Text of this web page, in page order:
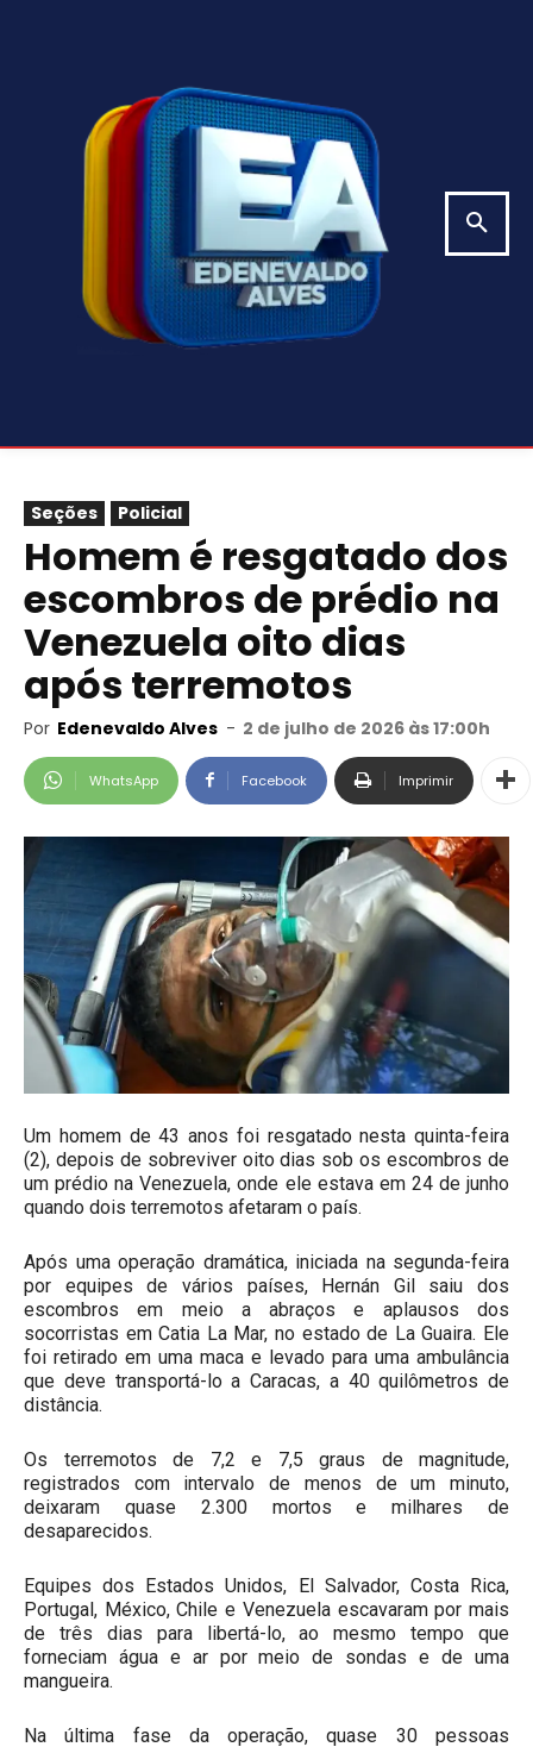
Seções Policial
Homem é resgatado dos
escombros de prédio na
Venezuela oito dias
após terremotos
Por Edenevaldo Alves - 2 de julho de 2026 às 17:00h
WhatsApp Facebook Imprimir
Um homem de 43 anos foi resgatado nesta quinta-feira
(2), depois de sobreviver oito dias sob os escombros de
um prédio na Venezuela, onde ele estava em 24 de junho
quando dois terremotos afetaram o país.
Após uma operação dramática, iniciada na segunda-feira
por equipes de vários países, Hernán Gil saiu dos
escombros em meio a abraços e aplausos dos
socorristas em Catia La Mar, no estado de La Guaira. Ele
foi retirado em uma maca e levado para uma ambulância
que deve transportá-lo a Caracas, a 40 quilômetros de
distância.
Os terremotos de 7,2 e 7,5 graus de magnitude,
registrados com intervalo de menos de um minuto,
deixaram quase 2.300 mortos e milhares de
desaparecidos.
Equipes dos Estados Unidos, El Salvador, Costa Rica,
Portugal, México, Chile e Venezuela escavaram por mais
de três dias para libertá-lo, ao mesmo tempo que
forneciam água e ar por meio de sondas e de uma
mangueira.
Na última fase da operação, quase 30 pessoas